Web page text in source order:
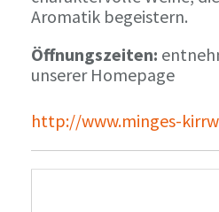
Aromatik begeistern.
Öffnungszeiten:
unserer Homepage
http://www.minges-